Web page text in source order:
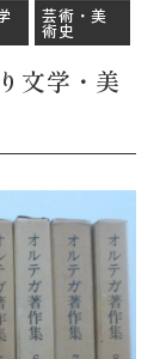
芸術・美
術史
文学・美